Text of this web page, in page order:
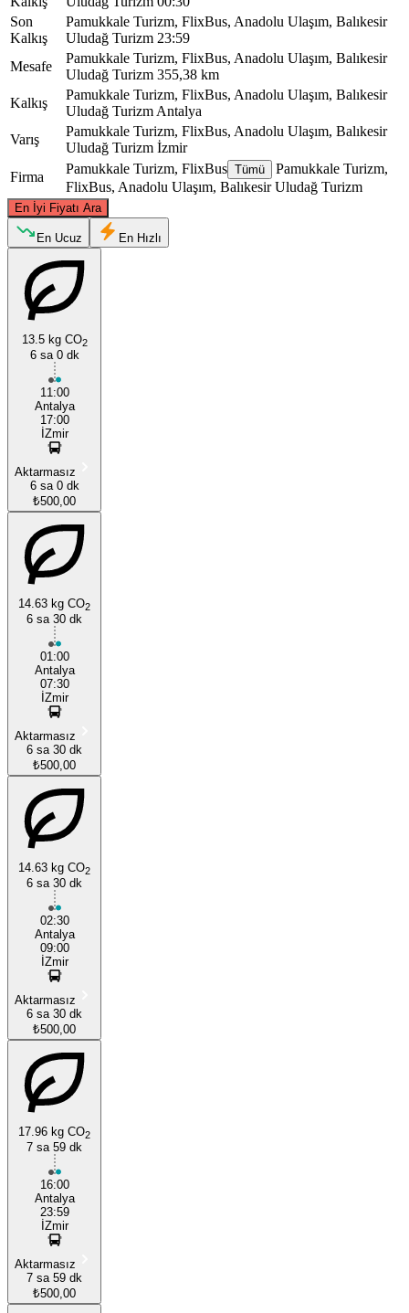
Son
Kalkış
Pamukkale Turizm, FlixBus, Anadolu Ulaşım, Balıkesir
Uludağ Turizm 23:59
Mesafe
Pamukkale Turizm, FlixBus, Anadolu Ulaşım, Balıkesir
Uludağ Turizm 355,38 km
Kalkış
Pamukkale Turizm, FlixBus, Anadolu Ulaşım, Balıkesir
Uludağ Turizm Antalya
Varış
Pamukkale Turizm, FlixBus, Anadolu Ulaşım, Balıkesir
Uludağ Turizm İzmir
Firma
Pamukkale Turizm, FlixBus Tümü
Pamukkale Turizm,
FlixBus, Anadolu Ulaşım, Balıkesir Uludağ Turizm
En İyi Fiyatı Ara
Izmir
© CARTO, ©OpenStreetMap contributors
En Ucuz En Hızlı
13.5 kg CO2
6 sa 0 dk
11:00
Antalya
17:00
İZmir
Aktarmasız
6 sa 0 dk
₺500,00
14.63 kg CO2
6 sa 30 dk
01:00
Antalya
07:30
İZmir
Aktarmasız
6 sa 30 dk
₺500,00
14.63 kg CO2
6 sa 30 dk
02:30
Antalya
09:00
İZmir
Aktarmasız
6 sa 30 dk
₺500,00
17.96 kg CO2
7 sa 59 dk
16:00
Antalya
23:59
İZmir
Aktarmasız
7 sa 59 dk
₺500,00